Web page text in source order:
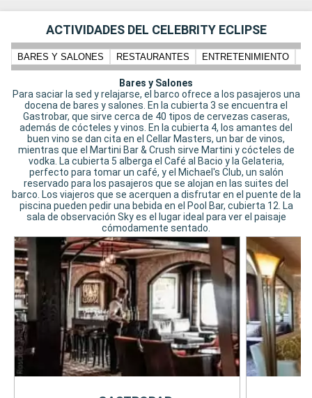
ACTIVIDADES DEL CELEBRITY ECLIPSE
BARES Y SALONES RESTAURANTES ENTRETENIMIENTO
Bares y Salones
Para saciar la sed y relajarse, el barco ofrece a los pasajeros una
docena de bares y salones. En la cubierta 3 se encuentra el
Gastrobar, que sirve cerca de 40 tipos de cervezas caseras,
además de cócteles y vinos. En la cubierta 4, los amantes del
buen vino se dan cita en el Cellar Masters, un bar de vinos,
mientras que el Martini Bar & Crush sirve Martini y cócteles de
vodka. La cubierta 5 alberga el Café al Bacio y la Gelateria,
perfecto para tomar un café, y el Michael's Club, un salón
reservado para los pasajeros que se alojan en las suites del
barco. Los viajeros que se acerquen a disfrutar en el puente de la
piscina pueden pedir una bebida en el Pool Bar, cubierta 12. La
sala de observación Sky es el lugar ideal para ver el paisaje
cómodamente sentado.